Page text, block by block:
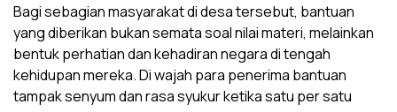
Bagi sebagian masyarakat di desa tersebut, bantuan
yang diberikan bukan semata soal nilai materi, melainkan
bentuk perhatian dan kehadiran negara di tengah
kehidupan mereka. Di wajah para penerima bantuan
tampak senyum dan rasa syukur ketika satu per satu